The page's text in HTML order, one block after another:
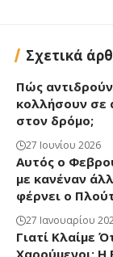
Σχετικά
Πώς
κολλήσουν σε
στον δρόμο;
27 Ιουνίου 2026
Αυτός ο
με κανέναν
φέρνει ο
27 Ιανουαρίου
Γιατί Κλαίμε
Χαρούμενοι; Η